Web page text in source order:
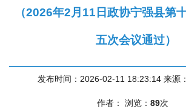
（2026年2月11日政协宁强县第
五次会议通过）
发布时间：2026-02-11 18:23:14 来源
作者： 浏览： 89次